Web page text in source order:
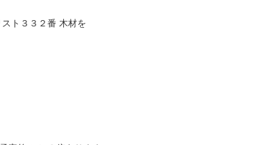
ト３３２番 木材を